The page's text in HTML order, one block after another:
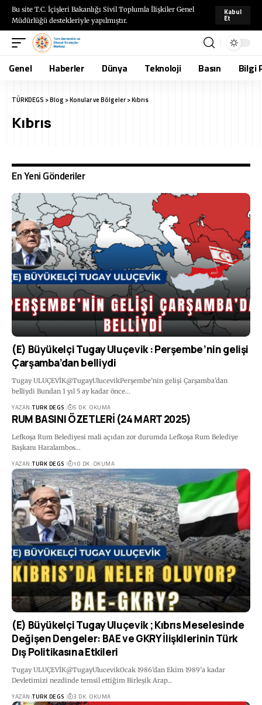
Bu site T.C. İçişleri Bakanlığı Sivil Toplumla İlişkiler Genel
Müdürlüğü destekleriyle yapılmıştır.
Kabul
Et
Genel Haberler Dünya Teknoloji Basın Bilgi
TÜRKDEGS >Blog >Konular ve Bölgeler>Kıbrıs
Kıbrıs
En Yeni Gönderiler
(E) Büyükelçi Tugay Uluçevik : Perşembe’nin gelişi
Çarşamba’dan belliydi
Tugay ULUÇEVİK@TugayUlucevikPerşembe’nin gelişi Çarşamba’dan
belliydi Bundan 1 yıl 5 ay kadar önce…
YAZAN:TURK DEGS 5 DK. OKUMA
RUM BASINI ÖZETLERİ (24 MART 2025)
Lefkoşa Rum Belediyesi mali açıdan zor durumda Lefkoşa Rum Belediye
Başkanı Haralambos…
YAZAN:TURK DEGS 10 DK. OKUMA
(E) Büyükelçi Tugay Uluçevik ; Kıbrıs Meselesinde
Değişen Dengeler: BAE ve GKRY İlişkilerinin Türk
Dış Politikasına Etkileri
Tugay ULUÇEVİK@TugayUlucevikOcak 1986’dan Ekim 1989’a kadar
Devletimizi nezdinde temsil ettiğim Birleşik Arap…
YAZAN:TURK DEGS 3 DK. OKUMA